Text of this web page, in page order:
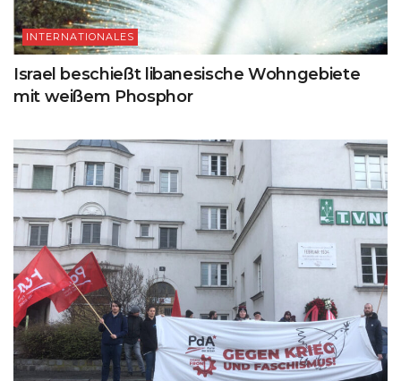
INTERNATIONALES
Israel beschießt libanesische Wohngebiete
mit weißem Phosphor